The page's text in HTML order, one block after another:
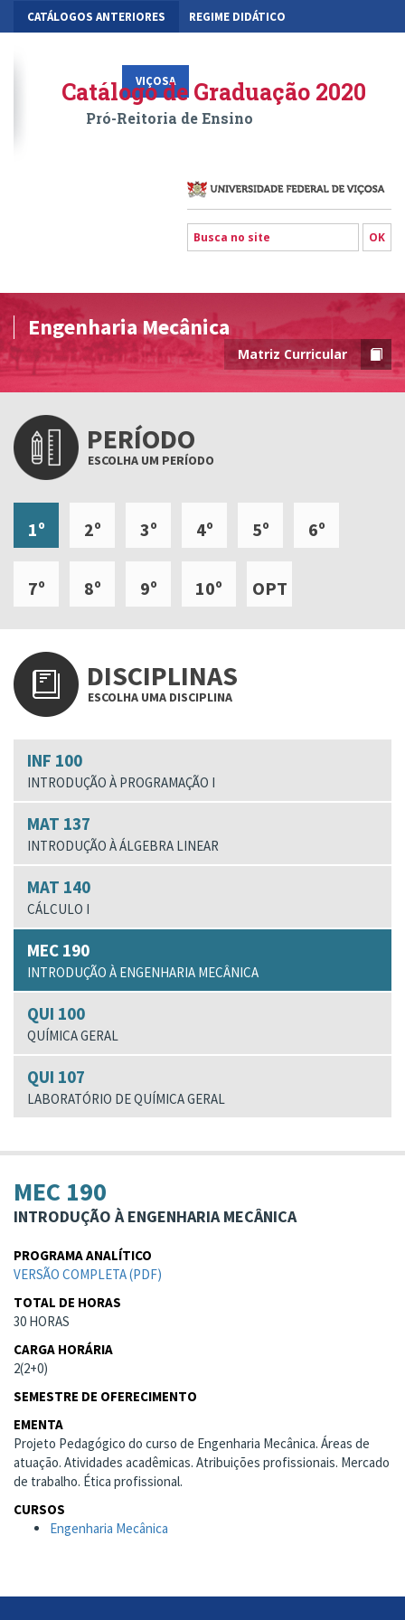
CATÁLOGOS ANTERIORES REGIME DIDÁTICO
VIÇOSA RIO PARANAÍBA FLORESTAL
Catálogo de Graduação 2020
Pró-Reitoria de Ensino
Engenharia Mecânica
Matriz Curricular
PERÍODO
ESCOLHA UM PERÍODO
1º 2º 3º 4º 5º 6º
7º 8º 9º 10º OPT
DISCIPLINAS
ESCOLHA UMA DISCIPLINA
INF 100
INTRODUÇÃO À PROGRAMAÇÃO I
MAT 137
INTRODUÇÃO À ÁLGEBRA LINEAR
MAT 140
CÁLCULO I
MEC 190
INTRODUÇÃO À ENGENHARIA MECÂNICA
QUI 100
QUÍMICA GERAL
QUI 107
LABORATÓRIO DE QUÍMICA GERAL
MEC 190
INTRODUÇÃO À ENGENHARIA MECÂNICA
PROGRAMA ANALÍTICO
VERSÃO COMPLETA (PDF)
TOTAL DE HORAS
30 HORAS
CARGA HORÁRIA
2(2+0)
SEMESTRE DE OFERECIMENTO
EMENTA
Projeto Pedagógico do curso de Engenharia Mecânica. Áreas de
atuação. Atividades acadêmicas. Atribuições profissionais. Mercado
de trabalho. Ética profissional.
CURSOS
Engenharia Mecânica